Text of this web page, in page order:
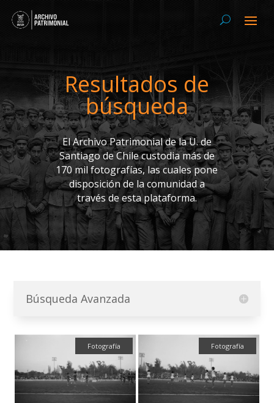
Resultados de
búsqueda
El Archivo Patrimonial de la U. de
Santiago de Chile custodia más de
170 mil fotografías, las cuales pone
disposición de la comunidad a
través de esta plataforma.
Búsqueda Avanzada
Fotografía Fotografía